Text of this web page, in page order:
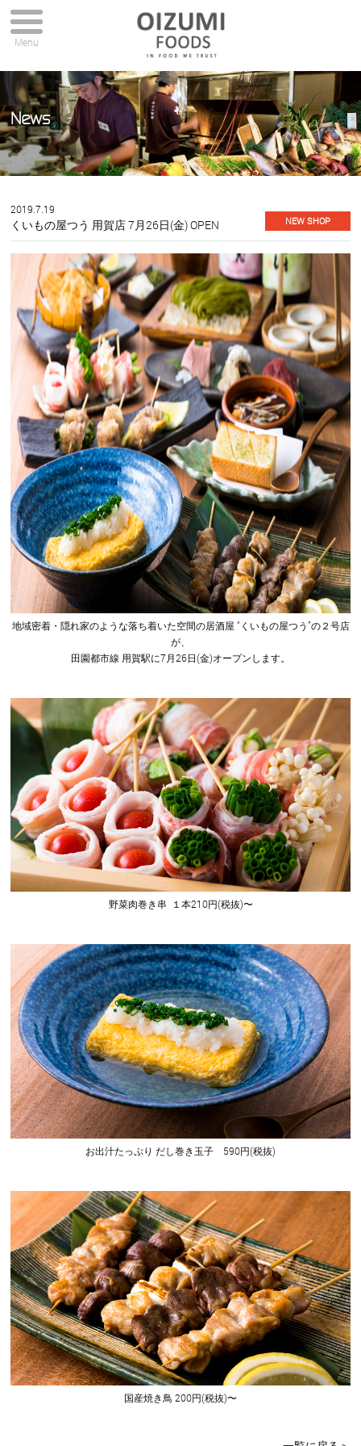
Menu
News
2019.7.19
くいもの屋つう 用賀店 7月26日(金) OPEN NEW SHOP
地域密着・隠れ家のような落ち着いた空間の居酒屋 “くいもの屋つう”の２号店
が、
田園都市線 用賀駅に7月26日(金)オープンします。
野菜肉巻き串 １本210円(税抜)〜
お出汁たっぷり だし巻き玉子 590円(税抜)
国産焼き鳥 200円(税抜)〜